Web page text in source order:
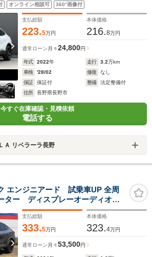
ステアリングヒーター ACC LKA
パークセンサー 前後ドラレコ
オンライン相談可 360°画像付
支払総額
223.5万円
本体価格
216.8万円
通常ローン 月々24,800円
年式 2022年 走行 3.2万km
車検
'28/02 修復
なし
保証
保証付 整備
法定整備付
住所
長野県長野市
今すぐ在庫確認・見積依頼
電話する
Ａ リベラーラ長野
エンジニアード 試乗車UP 全周
ター ディスプレーオーディオ
支払総額
333.5万円
本体価格
323.4万円
通常ローン 月々53,500円